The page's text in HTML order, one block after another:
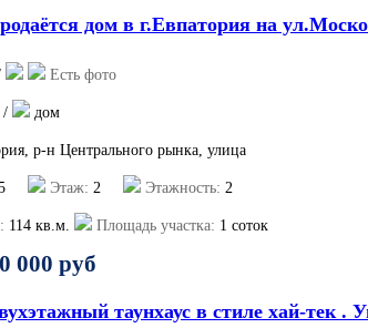
дом в г.Евпатория на
Есть фото
/ дом
р-н Центрального рынка, улица
Этаж: 2 Этажность: 2
114 кв.м. Площадь участка: 1 соток
000 руб
таунхаус в стиле хай-тек .